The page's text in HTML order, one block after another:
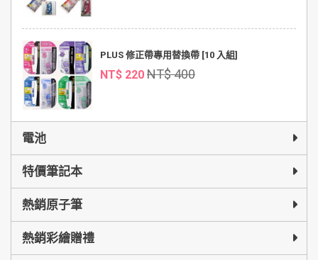
PLUS 修正帶專用替換帶 [10 入組]
NT$ 220 NT$ 400
電池
特價筆記本
熱銷原子筆
熱銷彩繪贈禮